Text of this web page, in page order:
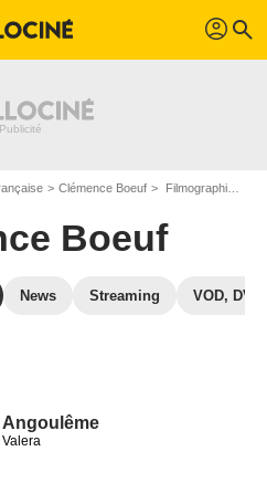
profil search
Clémence Boeuf Filmographie Clémence Boeuf
Boeuf
News Streaming VOD, DVD
Angoulême